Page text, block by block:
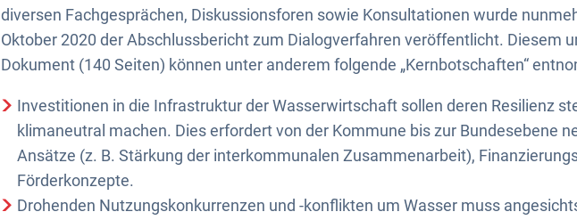
diversen Fachgesprächen, Diskussionsforen sowie Konsultationen wurde
Oktober 2020 der Abschlussbericht zum Dialogverfahren veröffentlicht. Diesem
Dokument (140 Seiten) können unter anderem folgende „Kernbotschaften“
Investitionen in die Infrastruktur der Wasserwirtschaft sollen deren Resilienz
klimaneutral machen. Dies erfordert von der Kommune bis zur Bundesebene
Ansätze (z. B. Stärkung der interkommunalen Zusammenarbeit),
Förderkonzepte.
Drohenden Nutzungskonkurrenzen und -konflikten um Wasser muss